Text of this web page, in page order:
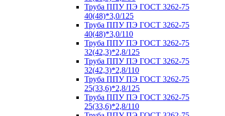
Труба ППУ ПЭ ГОСТ 3262-75
40(48)*3,0/125
Труба ППУ ПЭ ГОСТ 3262-75
40(48)*3,0/110
Труба ППУ ПЭ ГОСТ 3262-75
32(42,3)*2,8/125
Труба ППУ ПЭ ГОСТ 3262-75
32(42,3)*2,8/110
Труба ППУ ПЭ ГОСТ 3262-75
25(33,6)*2,8/125
Труба ППУ ПЭ ГОСТ 3262-75
25(33,6)*2,8/110